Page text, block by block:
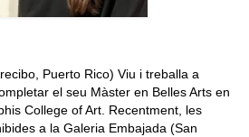
Puerto Rico) Viu i treballa a
el seu Màster en Belles Arts en
College of Art. Recentment, les
a la Galeria Embajada (San